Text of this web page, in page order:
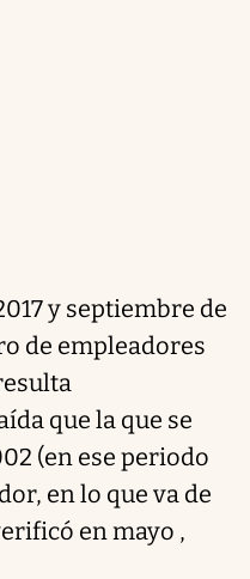
y septiembre de
de empleadores
que la que se
(en ese periodo
en lo que va de
en mayo ,